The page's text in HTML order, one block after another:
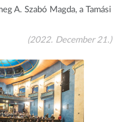
A. Szabó Magda, a Tamási
(2022. December 21.)